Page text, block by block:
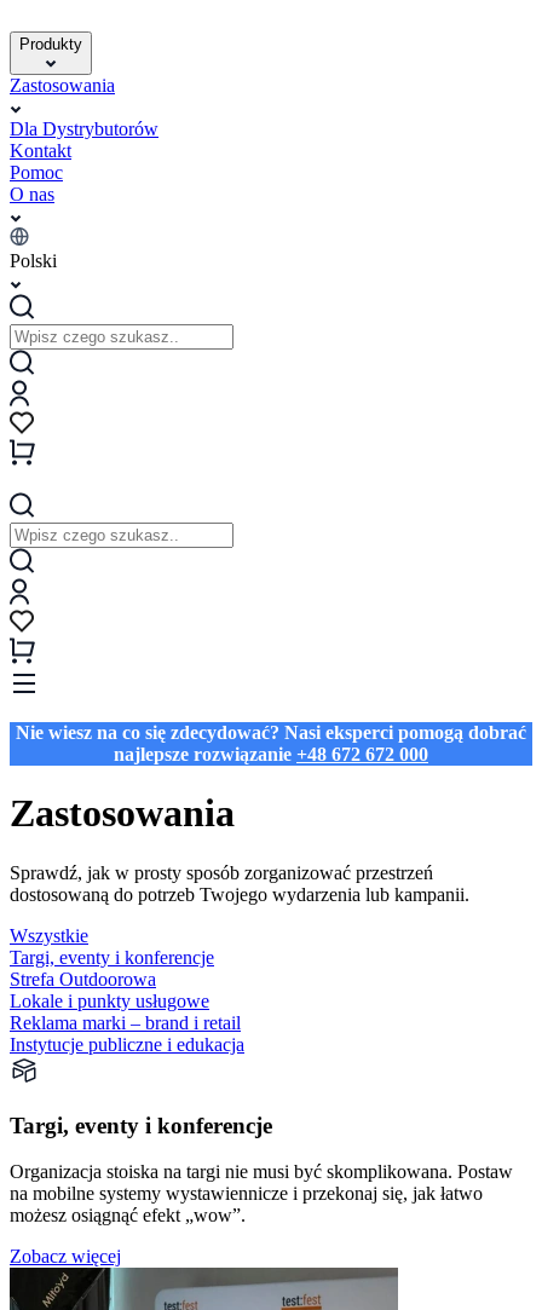
Produkty
Zastosowania
Dla Dystrybutorów
Kontakt
Pomoc
O nas
Polski
Nie wiesz na co się zdecydować? Nasi eksperci pomogą dobrać
najlepsze rozwiązanie +48 672 672 000
Zastosowania
Sprawdź, jak w prosty sposób zorganizować przestrzeń
dostosowaną do potrzeb Twojego wydarzenia lub kampanii.
Wszystkie
Targi, eventy i konferencje
Strefa Outdoorowa
Lokale i punkty usługowe
Reklama marki – brand i retail
Instytucje publiczne i edukacja
Targi, eventy i konferencje
Organizacja stoiska na targi nie musi być skomplikowana. Postaw
na mobilne systemy wystawiennicze i przekonaj się, jak łatwo
możesz osiągnąć efekt „wow”.
Zobacz więcej